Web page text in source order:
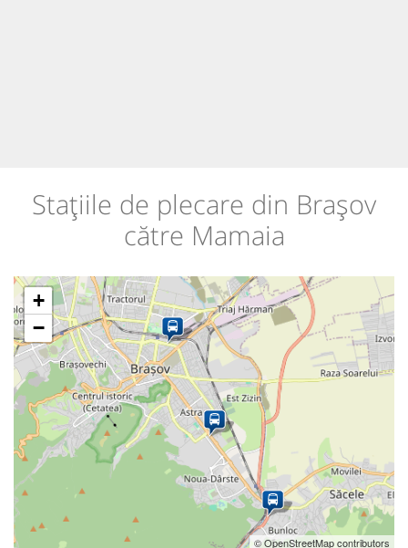
Stațiile de plecare din Brașov
către Mamaia
+
−
© OpenStreetMap contributors